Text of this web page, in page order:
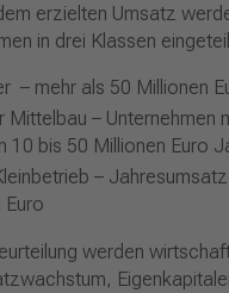
erzielten Umsatz
in drei Klassen
– mehr als 50 Millionen
Mittelbau – Unternehmen
10 bis 50 Millionen Euro
–
Euro
werden